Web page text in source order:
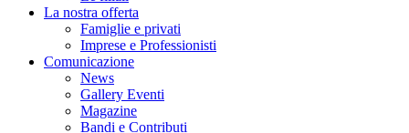
La nostra offerta
Famiglie e privati
Imprese e Professionisti
Comunicazione
News
Gallery Eventi
Magazine
Bandi e Contributi